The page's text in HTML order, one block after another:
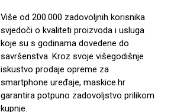
Više od 200.000 zadovoljnih korisnika
svjedoči o kvaliteti proizvoda i usluga
koje su s godinama dovedene do
savršenstva. Kroz svoje višegodišnje
iskustvo prodaje opreme za
smartphone uređaje, maskice.hr
garantira potpuno zadovoljstvo prilikom
kupnje.